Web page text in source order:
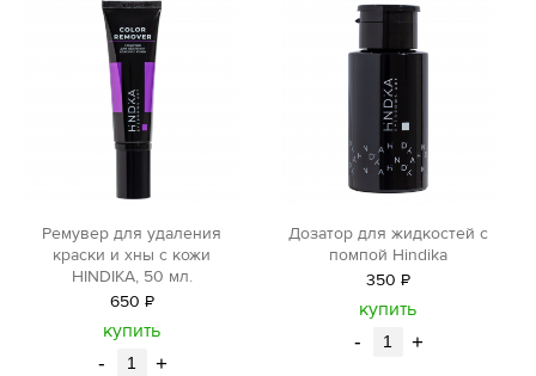
Ремувер для удаления
краски и хны с кожи
HINDIKA, 50 мл.
650 Р
уб.
купить
- +
Дозатор для жидкостей с
помпой Hindika
350 Р
уб.
купить
- +